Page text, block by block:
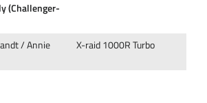
(Challenger-
/ Annie
X-raid 1000R Turbo